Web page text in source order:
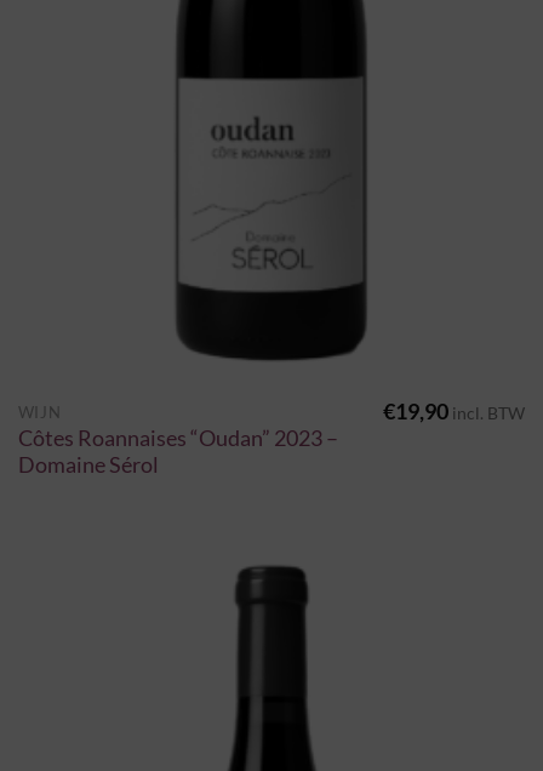
WIJN
Côtes Roannaises “Oudan” 2023 –
Domaine Sérol
€19,90 incl. BTW